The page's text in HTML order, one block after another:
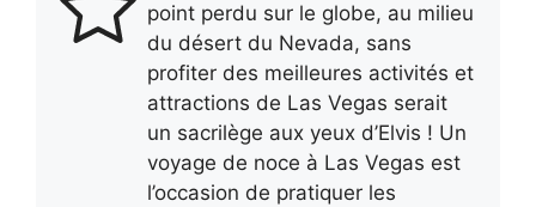
point perdu sur le globe, au milieu
du désert du Nevada, sans
profiter des meilleures activités et
attractions de Las Vegas serait
un sacrilège aux yeux d’Elvis ! Un
voyage de noce à Las Vegas est
l’occasion de pratiquer les